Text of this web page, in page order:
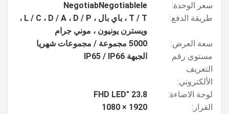
سعر الوحدة:
NegotiabNegotiablele
طريقة الدفع:
T / T ، باي بال ، L / C ، D / A ، D / P ،
ويسترن يونيون ، موني جرام
سعة العرض:
5000 مجموعة / مجموعات شهريا
مستوي رقم
التعريف
الألكتروني:
الجبهة IP65 / IP66
لوحة الاضاءة:
القرار:
1920 × 1080